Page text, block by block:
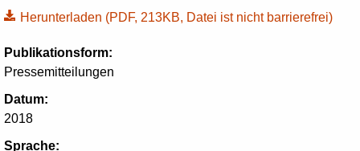
Herunterladen (PDF, 213KB, Datei ist nicht barrierefrei)
Publikationsform:
Pressemitteilungen
Datum:
2018
Sprache: